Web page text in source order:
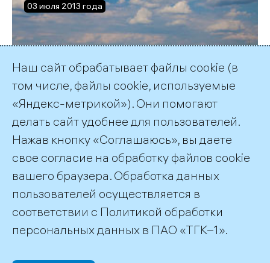
03 июля 2013 года
Маткожненская ГЭС
сегодня
©2026 ПАО «ТГК–1»
Наш сайт обрабатывает файлы cookie (в
том числе, файлы cookie, используемые
«Яндекс-метрикой»). Они помогают
делать сайт удобнее для пользователей.
Нажав кнопку «Соглашаюсь», вы даете
свое согласие на обработку файлов cookie
вашего браузера. Обработка данных
пользователей осуществляется в
соответствии с Политикой обработки
персональных данных в ПАО «ТГК–1».